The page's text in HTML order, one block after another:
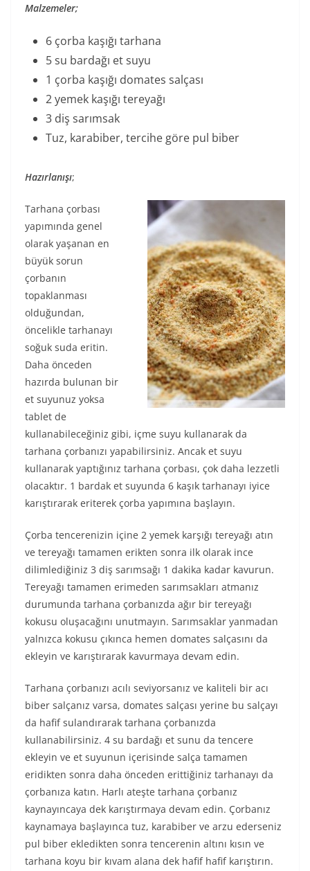
Malzemeler;
6 çorba kaşığı tarhana
5 su bardağı et suyu
1 çorba kaşığı domates salçası
2 yemek kaşığı tereyağı
3 diş sarımsak
Tuz, karabiber, tercihe göre pul biber
Hazırlanışı;
Tarhana çorbası
yapımında genel
olarak yaşanan en
büyük sorun
çorbanın
topaklanması
olduğundan,
öncelikle tarhanayı
soğuk suda eritin.
Daha önceden
hazırda bulunan bir
et suyunuz yoksa
tablet de
kullanabileceğiniz gibi, içme suyu kullanarak da
tarhana çorbanızı yapabilirsiniz. Ancak et suyu
kullanarak yaptığınız tarhana çorbası, çok daha lezzetli
olacaktır. 1 bardak et suyunda 6 kaşık tarhanayı iyice
karıştırarak eriterek çorba yapımına başlayın.
Çorba tencerenizin içine 2 yemek karşığı tereyağı atın
ve tereyağı tamamen erikten sonra ilk olarak ince
dilimlediğiniz 3 diş sarımsağı 1 dakika kadar kavurun.
Tereyağı tamamen erimeden sarımsakları atmanız
durumunda tarhana çorbanızda ağır bir tereyağı
kokusu oluşacağını unutmayın. Sarımsaklar yanmadan
yalnızca kokusu çıkınca hemen domates salçasını da
ekleyin ve karıştırarak kavurmaya devam edin.
Tarhana çorbanızı acılı seviyorsanız ve kaliteli bir acı
biber salçanız varsa, domates salçası yerine bu salçayı
da hafif sulandırarak tarhana çorbanızda
kullanabilirsiniz. 4 su bardağı et sunu da tencere
ekleyin ve et suyunun içerisinde salça tamamen
eridikten sonra daha önceden erittiğiniz tarhanayı da
çorbanıza katın. Harlı ateşte tarhana çorbanız
kaynayıncaya dek karıştırmaya devam edin. Çorbanız
kaynamaya başlayınca tuz, karabiber ve arzu ederseniz
pul biber ekledikten sonra tencerenin altını kısın ve
tarhana koyu bir kıvam alana dek hafif hafif karıştırın.